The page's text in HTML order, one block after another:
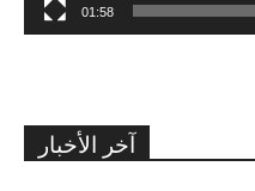
01:58
آخر الأخبار